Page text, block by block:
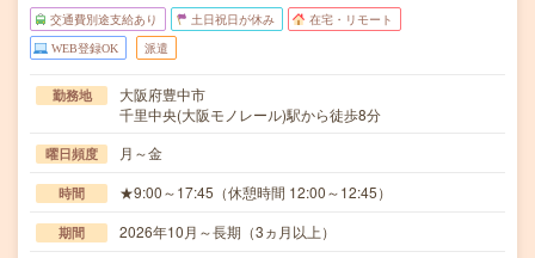
交通費別途支給あり 土日祝日が休み 在宅・リモート
WEB登録OK 派遣
勤務地
大阪府豊中市
千里中央(大阪モノレール)駅から徒歩8分
曜日頻度 月～金
時間 ★9:00～17:45（休憩時間 12:00～12:45）
期間 2026年10月～長期（3ヵ月以上）